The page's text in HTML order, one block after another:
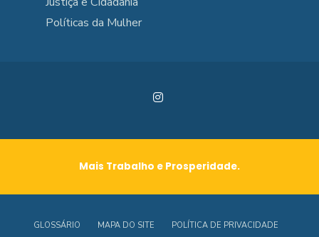
Políticas da Mulher
Mais Trabalho e Prosperidade.
GLOSSÁRIO MAPA DO SITE POLÍTICA DE PRIVACIDADE